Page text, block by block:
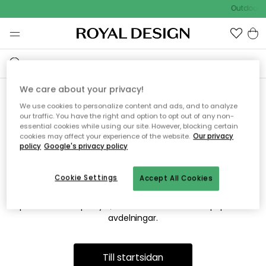
Outdoor
Vi hittar tyvärr inte sidan du
söker
Detta kan bero på att sidan inte längre finns eller att den har
flyttats. Vi ber om ursäkt för besväret. I menyn ovan kan du
avdelningar.
Till startsidan
We care about your privacy!
We use cookies to personalize content and ads, and to analyze
our traffic. You have the right and option to opt out of any non-
essential cookies while using our site. However, blocking certain
cookies may affect your experience of the website. Our privacy
policy Google's privacy policy
Accept All Cookies
Cookie Settings